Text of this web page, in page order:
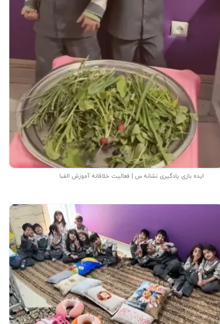
ایده بازی یادگیری نشانه س | فعالیت خلاقانه آموزش الفبا